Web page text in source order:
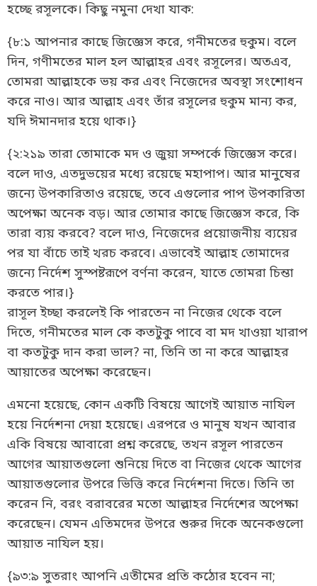
হচ্ছে রসূলকে। কিছু নমুনা দেখা যাক:
{৮:১ আপনার কাছে জিজ্ঞেস করে, গনীমতের হুকুম। বলে
দিন, গণীমতের মাল হল আল্লাহর এবং রসূলের। অতএব,
তোমরা আল্লাহকে ভয় কর এবং নিজেদের অবস্থা সংশোধন
করে নাও। আর আল্লাহ এবং তাঁর রসূলের হুকুম মান্য কর,
যদি ঈমানদার হয়ে থাক।}
{২:২১৯ তারা তোমাকে মদ ও জুয়া সম্পর্কে জিজ্ঞেস করে।
বলে দাও, এতদুভয়ের মধ্যে রয়েছে মহাপাপ। আর মানুষের
জন্যে উপকারিতাও রয়েছে, তবে এগুলোর পাপ উপকারিতা
অপেক্ষা অনেক বড়। আর তোমার কাছে জিজ্ঞেস করে, কি
তারা ব্যয় করবে? বলে দাও, নিজেদের প্রয়োজনীয় ব্যয়ের
পর যা বাঁচে তাই খরচ করবে। এভাবেই আল্লাহ তোমাদের
জন্যে নির্দেশ সুস্পষ্টরূপে বর্ণনা করেন, যাতে তোমরা চিন্তা
করতে পার।}
রাসূল ইচ্ছা করলেই কি পারতেন না নিজের থেকে বলে
দিতে, গনীমতের মাল কে কতটুকু পাবে বা মদ খাওয়া খারাপ
বা কতটুকু দান করা ভাল? না, তিনি তা না করে আল্লাহর
আয়াতের অপেক্ষা করেছেন।
এমনো হয়েছে, কোন একটি বিষয়ে আগেই আয়াত নাযিল
হয়ে নির্দেশনা দেয়া হয়েছে। এরপরে ও মানুষ যখন আবার
একি বিষয়ে আবারো প্রশ্ন করেছে, তখন রসূল পারতেন
আগের আয়াতগুলো শুনিয়ে দিতে বা নিজের থেকে আগের
আয়াতগুলোর উপরে ভিত্তি করে নির্দেশনা দিতে। তিনি তা
করেন নি, বরং বরাবরের মতো আল্লাহর নির্দেশের অপেক্ষা
করেছেন। যেমন এতিমদের উপরে শুরুর দিকে অনেকগুলো
আয়াত নাযিল হয়।
{৯৩:৯ সুতরাং আপনি এতীমের প্রতি কঠোর হবেন না;